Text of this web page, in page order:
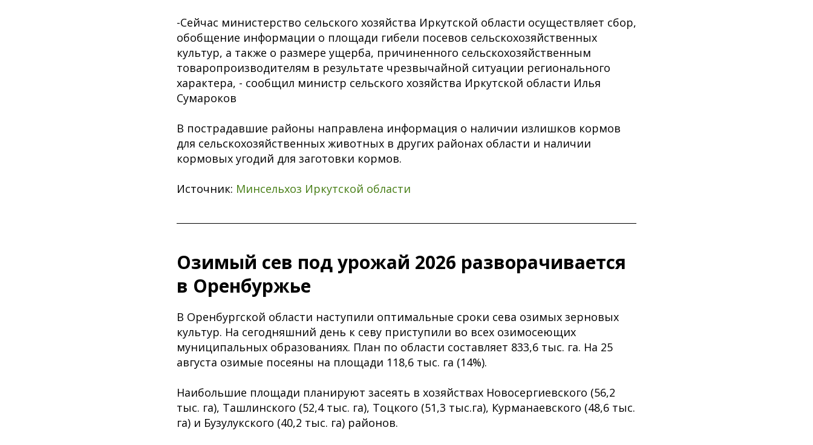
-Сейчас министерство сельского хозяйства Иркутской области осуществляет сбор,
обобщение информации о площади гибели посевов сельскохозяйственных
культур, а также о размере ущерба, причиненного сельскохозяйственным
товаропроизводителям в результате чрезвычайной ситуации регионального
характера, - сообщил министр сельского хозяйства Иркутской области Илья
Сумароков
В пострадавшие районы направлена информация о наличии излишков кормов
для сельскохозяйственных животных в других районах области и наличии
кормовых угодий для заготовки кормов.
Источник: Минсельхоз Иркутской области
Озимый сев под урожай 2026 разворачивается
в Оренбуржье
В Оренбургской области наступили оптимальные сроки сева озимых зерновых
культур. На сегодняшний день к севу приступили во всех озимосеющих
муниципальных образованиях. План по области составляет 833,6 тыс. га. На 25
августа озимые посеяны на площади 118,6 тыс. га (14%).
Наибольшие площади планируют засеять в хозяйствах Новосергиевского (56,2
тыс. га), Ташлинского (52,4 тыс. га), Тоцкого (51,3 тыс.га), Курманаевского (48,6 тыс.
га) и Бузулукского (40,2 тыс. га) районов.